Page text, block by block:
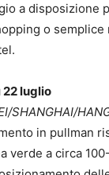
a disposizione
o semplice
22 luglio
SHANGHAI/
in pullman
verde a circa